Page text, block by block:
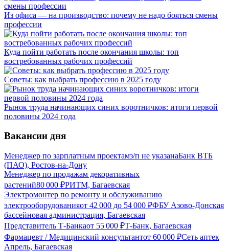
Из офиса — на производство: почему не надо бояться смены
профессии
Куда пойти работать после окончания школы: топ
востребованных рабочих профессий
Советы: как выбрать профессию в 2025 году
Рынок труда начинающих синих воротничков: итоги первой
половины 2024 года
Вакансии дня
Менеджер по зарплатным проектамз/п не указанаБанк ВТБ
(ПАО), Ростов-на-Дону
Менеджер по продажам декоративных
растений80 000 ₽РИТМ, Багаевская
Электромонтер по ремонту и обслуживанию
электрооборудованияот 42 000 до 54 000 ₽ФБУ Азово-Донская
бассейновая администрация, Багаевская
Представитель Т-Банкаот 55 000 ₽Т-Банк, Багаевская
Фармацевт / Медицинский консультантот 60 000 ₽Сеть аптек
Апрель, Багаевская